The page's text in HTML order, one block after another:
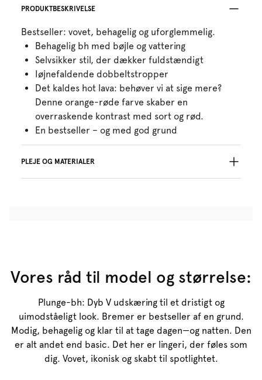
PRODUKTBESKRIVELSE
Bestseller: vovet, behagelig og uforglemmelig.
Behagelig bh med bøjle og vattering
Selvsikker stil, der dækker fuldstændigt
Iøjnefaldende dobbeltstropper
Det kaldes hot lava: behøver vi at sige mere?
Denne orange-røde farve skaber en
overraskende kontrast med sort og rød.
En bestseller – og med god grund
PLEJE OG MATERIALER
Elastan:7%
Vores råd til model og størrelse:
Plunge-bh: Dyb V udskæring til et dristigt og
uimodståeligt look. Bremer er bestseller af en grund.
Modig, behagelig og klar til at tage dagen—og natten. Den
er alt andet end basic. Det her er lingeri, der føles som
dig. Vovet, ikonisk og skabt til spotlightet.